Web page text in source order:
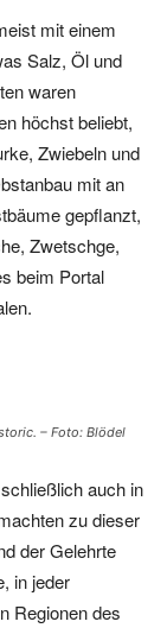
mit einem
Salz, Öl und
waren
höchst beliebt,
Zwiebeln und
mit an
gepflanzt,
Zwetschge,
beim Portal
– Foto: Blödel
auch in
zu dieser
der Gelehrte
in jeder
Regionen des